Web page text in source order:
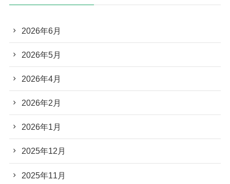
2026年6月
2026年5月
2026年4月
2026年2月
2026年1月
2025年12月
2025年11月